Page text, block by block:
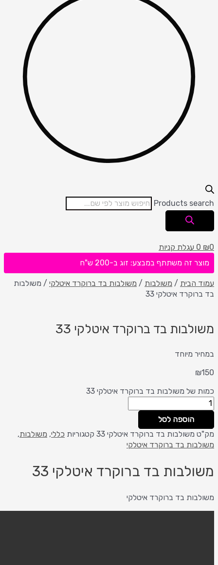
Products
עגלת קניות
זה משתתף במבצע: זוג ב-200 ש"ח
הבית/משולבות/משולבות בד ברוקרד איטלקי/ משולבות
איטלקי 33
בד ברוקרד איטלקי 33
מיוחד
משולבות בד ברוקרד איטלקי 33
הוספה לסל
משולבות בד ברוקרד איטלקי 33 קטגוריות כללי, משולבות,
בד ברוקרד איטלקי
בד ברוקרד איטלקי 33
בד ברוקרד איטלקי